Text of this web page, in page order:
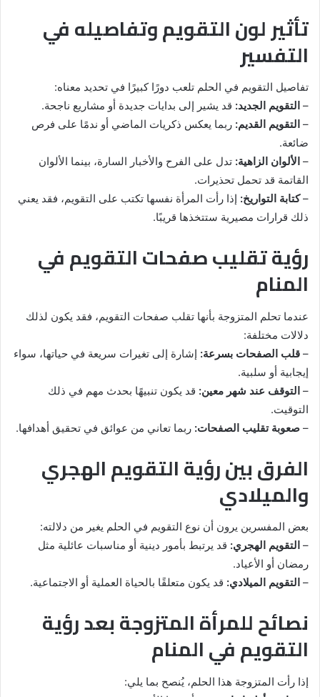
تأثير لون التقويم وتفاصيله في
التفسير
تفاصيل التقويم في الحلم تلعب دورًا كبيرًا في تحديد معناه:
– التقويم الجديد: قد يشير إلى بدايات جديدة أو مشاريع ناجحة.
– التقويم القديم: ربما يعكس ذكريات الماضي أو ندمًا على فرص
ضائعة.
– الألوان الزاهية: تدل على الفرح والأخبار السارة، بينما الألوان
القاتمة قد تحمل تحذيرات.
–كتابة التواريخ: إذا رأت المرأة نفسها تكتب على التقويم، فقد يعني
ذلك قرارات مصيرية ستتخذها قريبًا.
رؤية تقليب صفحات التقويم في
المنام
عندما تحلم المتزوجة بأنها تقلب صفحات التقويم، فقد يكون لذلك
دلالات مختلفة:
– قلب الصفحات بسرعة: إشارة إلى تغيرات سريعة في حياتها، سواء
إيجابية أو سلبية.
– التوقف عند شهر معين: قد يكون تنبيهًا بحدث مهم في ذلك
التوقيت.
– صعوبة تقليب الصفحات: ربما تعاني من عوائق في تحقيق أهدافها.
الفرق بين رؤية التقويم الهجري
والميلادي
بعض المفسرين يرون أن نوع التقويم في الحلم يغير من دلالته:
– التقويم الهجري: قد يرتبط بأمور دينية أو مناسبات عائلية مثل
رمضان أو الأعياد.
– التقويم الميلادي: قد يكون متعلقًا بالحياة العملية أو الاجتماعية.
نصائح للمرأة المتزوجة بعد رؤية
التقويم في المنام
إذا رأت المتزوجة هذا الحلم، يُنصح بما يلي: